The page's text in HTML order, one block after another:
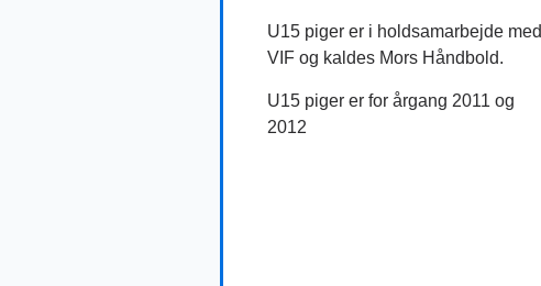
U15 piger er i holdsamarbejde med
VIF og kaldes Mors Håndbold.
U15 piger er for årgang 2011 og
2012